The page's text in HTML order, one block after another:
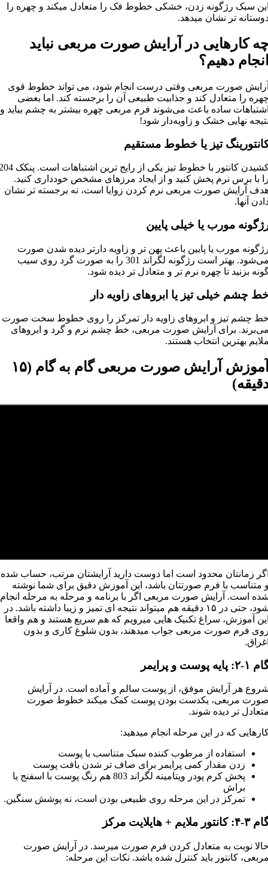
سبک رژگونه زدن، خشکی خطوط فک را متعادل میکند و چهره را
تر نشان میدهد.
کارهایی در آرایش صورت مربعی نباید
دهیم؟
صورت مربعی وقتی درست انجام شود، می‌ تواند خطوط قوی
را متعادل کند و جذابیت طبیعی آن را برجسته کند. اما بعضی
ساده باعث می‌شوند فرم مربعی چهره بیشتر به چشم بیاید و
نهایی خشک و زاویه‌دار شود!
تیز یا خطوط مستقیم
کشیدن کانتور با خطوط تیز یکی از رایج‌ ترین اشتباهات
با برس نرم پخش کنید و از ایجاد مرزهای مشخص خودداری کنید.
آرایش صورت مربعی نرم کردن زوایا است، نه برجسته‌ تر نشان
آنها.
مورب یا خیلی پایین
مورب یا پایین باعث پهن‌ تر و زاویه‌ دارتر دیده شدن صورت
می‌شود. بهتر است رژگونه لگراند 301 را به صورت گرد روی سیب
بزنید تا چهره نرم‌ تر و متعادل‌ تر دیده شود.
چشم خیلی تیز یا ابروهای زاویه‌ دار
چشم تیز و ابروهای زاویه‌ دار تمرکز را روی خطوط سخت صورت
برای آرایش صورت مربعی، خط چشم نرم و گرد و ابروهای
بهترین انتخاب هستند.
آموزش آرایش صورت مربعی گام‌ به‌ گام (۱۵
زمانتان محدود است اما دوست دارید آرایشتان مرتب، حساب شده
متناسب با فرم صورتتان باشد، این آموزش دقیق برای شما نوشته
است. آرایش صورت مربعی اگر با برنامه و مرحله به مرحله انجام
شود، حتی در ۱۵ دقیقه هم میتواند نتیجه ای تمیز و زیبا داشته باشد. در
آموزش، سراغ تکنیک هایی میرویم که هم سریع هستند و هم واقعا
فرم صورت مربعی جواب میدهند، بدون شلوغ کاری و بدون
۲: پایه پوست و پرایمر
هر آرایش موفق، از پوست سالم و آماده است. در آرایش
مربعی، یکدست بودن پوست کمک میکند خطوط صورت
تر دیده شوند.
که در این مرحله انجام میدهید:
استفاده از مرطوب کننده سبک متناسب با پوست
زدن مقدار کمی پرایمر برای صاف تر شدن بافت پوست
پخش کرم پودر ویتامینه لگراند 803 هم رنگ پوست با اسفنج یا
براش
تمرکز در این مرحله روی طبیعی بودن است، نه پوشش سنگین.
کانتور ملایم + هایلایت مرکز
نوبت به متعادل کردن فرم صورت میرسد. در آرایش صورت
کانتور باید کنترل شده باشد. نکات این مرحله: